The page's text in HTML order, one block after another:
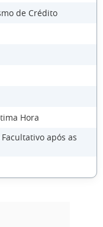
de Crédito
Hora
após as